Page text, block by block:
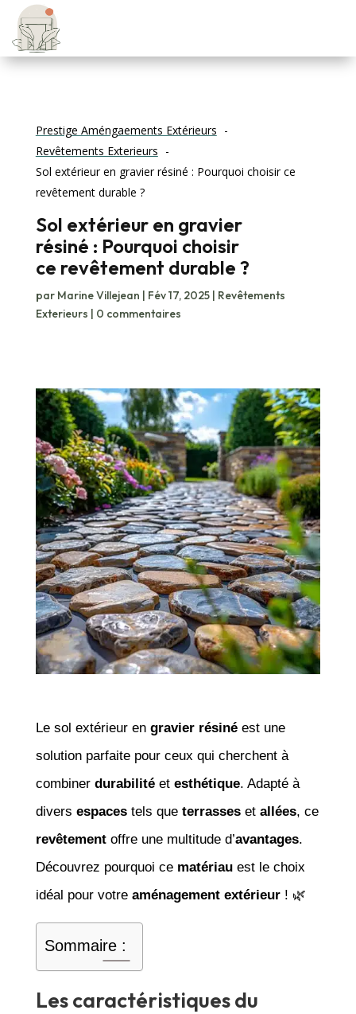
Prestige Améngaements Extérieurs
Revêtements Exterieurs
Sol extérieur en gravier résiné : Pourquoi choisir ce
revêtement durable ?
Sol extérieur en gravier
résiné : Pourquoi choisir
ce revêtement durable ?
par Marine Villejean | Fév 17, 2025| Revêtements
Exterieurs | 0 commentaires
Le sol extérieur en gravier résinéest une
solution parfaite pour ceux qui cherchent à
combiner durabilitéet esthétique. Adapté à
divers espacestels que terrasseset allées, ce
revêtementoffre une multitude d’avantages.
Découvrez pourquoi ce matériauest le choix
idéal pour votre aménagement extérieur! 🌿
Sommaire :
Les caractéristiques du